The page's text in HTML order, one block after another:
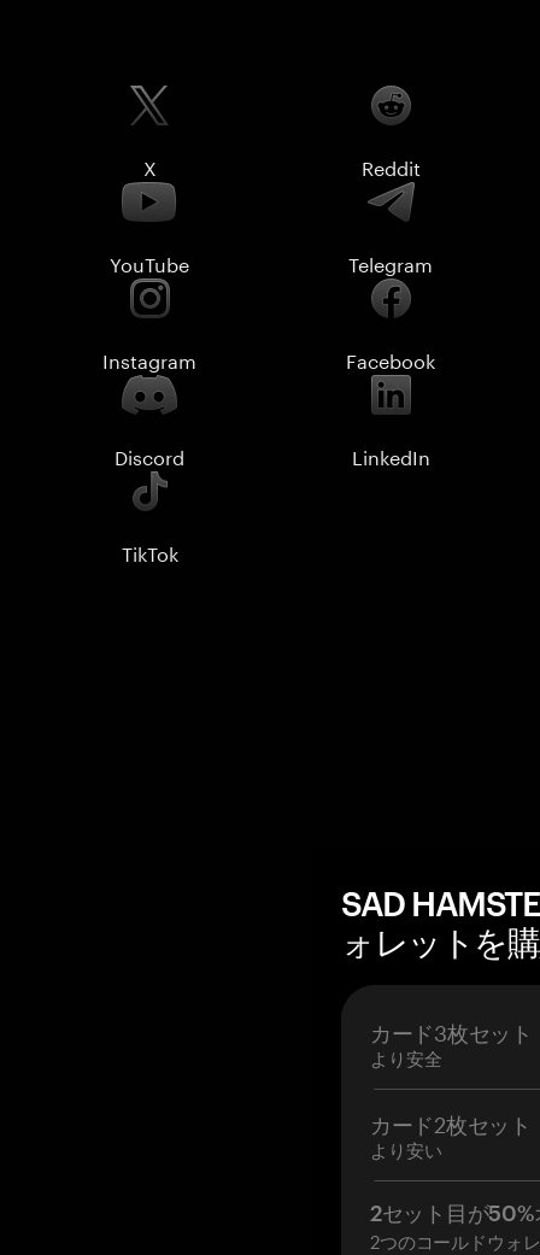
X Reddit
YouTube Telegram
Instagram Facebook
Discord LinkedIn
TikTok
SAD
ォレットを
カード3枚セット
より安全
カード2枚セット
より安い
2セット目が50%
2つのコールドウォ